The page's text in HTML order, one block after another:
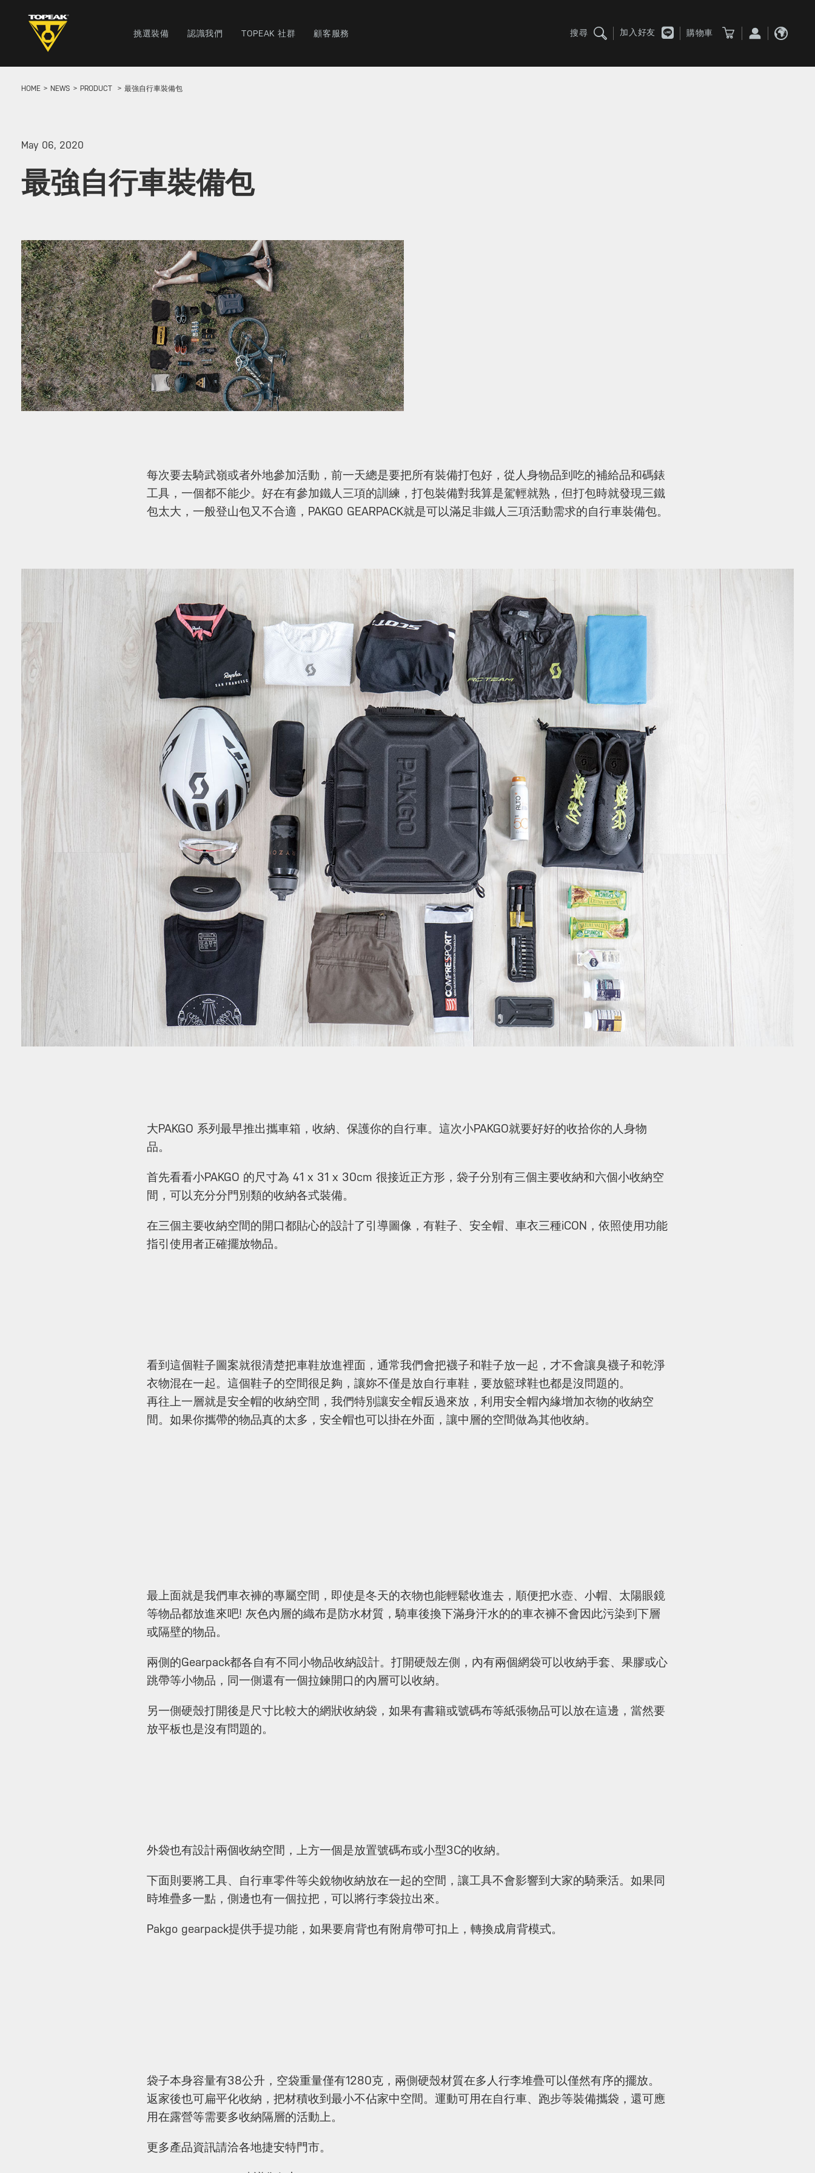
挑選裝備 認識我們 TOPEAK 社群 顧客服務 搜尋 加入好友 購物車
HOME NEWS PRODUCT 最強自行車裝備包
May 06, 2020
最強自行車裝備包
每次要去騎武嶺或者外地參加活動，前一天總是要把所有裝備打包好，從人身物品到吃的補給品和碼錶
工具，一個都不能少。好在有參加鐵人三項的訓練，打包裝備對我算是駕輕就熟，但打包時就發現三鐵
包太大，一般登山包又不合適，PAKGO GEARPACK就是可以滿足非鐵人三項活動需求的自行車裝備包。
大PAKGO 系列最早推出攜車箱，收納、保護你的自行車。這次小PAKGO就要好好的收拾你的人身物
品。
首先看看小PAKGO 的尺寸為 41 x 31 x 30cm 很接近正方形，袋子分別有三個主要收納和六個小收納空
間，可以充分分門別類的收納各式裝備。
在三個主要收納空間的開口都貼心的設計了引導圖像，有鞋子、安全帽、車衣三種iCON，依照使用功能
指引使用者正確擺放物品。
看到這個鞋子圖案就很清楚把車鞋放進裡面，通常我們會把襪子和鞋子放一起，才不會讓臭襪子和乾淨
衣物混在一起。這個鞋子的空間很足夠，讓妳不僅是放自行車鞋，要放籃球鞋也都是沒問題的。
再往上一層就是安全帽的收納空間，我們特別讓安全帽反過來放，利用安全帽內緣增加衣物的收納空
間。如果你攜帶的物品真的太多，安全帽也可以掛在外面，讓中層的空間做為其他收納。
最上面就是我們車衣褲的專屬空間，即使是冬天的衣物也能輕鬆收進去，順便把水壺、小帽、太陽眼鏡
等物品都放進來吧! 灰色內層的織布是防水材質，騎車後換下滿身汗水的的車衣褲不會因此污染到下層
或隔壁的物品。
兩側的Gearpack都各自有不同小物品收納設計。打開硬殼左側，內有兩個網袋可以收納手套、果膠或心
跳帶等小物品，同一側還有一個拉鍊開口的內層可以收納。
另一側硬殼打開後是尺寸比較大的網狀收納袋，如果有書籍或號碼布等紙張物品可以放在這邊，當然要
放平板也是沒有問題的。
外袋也有設計兩個收納空間，上方一個是放置號碼布或小型3C的收納。
下面則要將工具、自行車零件等尖銳物收納放在一起的空間，讓工具不會影響到大家的騎乘活。如果同
時堆疊多一點，側邊也有一個拉把，可以將行李袋拉出來。
Pakgo gearpack提供手提功能，如果要肩背也有附肩帶可扣上，轉換成肩背模式。
袋子本身容量有38公升，空袋重量僅有1280克，兩側硬殼材質在多人行李堆疊可以僅然有序的擺放。
返家後也可扁平化收納，把材積收到最小不佔家中空間。運動可用在自行車、跑步等裝備攜袋，還可應
用在露營等需要多收納隔層的活動上。
更多產品資訊請洽各地捷安特門市。